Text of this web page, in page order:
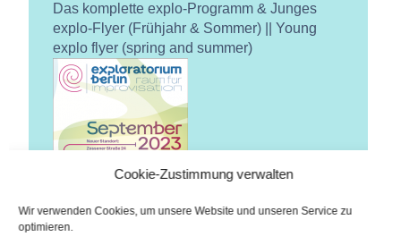
Cookie-Zustimmung verwalten
Wir verwenden Cookies, um unsere Website und unseren Service zu
optimieren.
Das komplette explo-Programm & Junges
explo-Flyer (Frühjahr & Sommer) || Young
explo flyer (spring and summer)